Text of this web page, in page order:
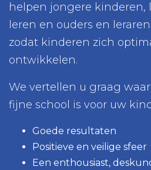
helpen jongere kinderen,
leren en ouders en
zodat kinderen zich
ontwikkelen.
We vertellen u graag
fijne school is voor uw
Goede resultaten
Positieve en veilige sfeer
Een enthousiast,